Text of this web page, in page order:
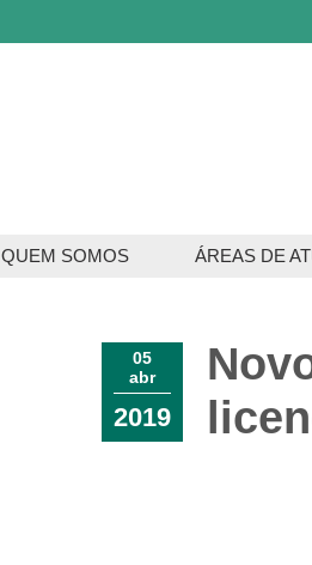
QUEM SOMOS ÁREAS DE
Serviços
05
abr
2019